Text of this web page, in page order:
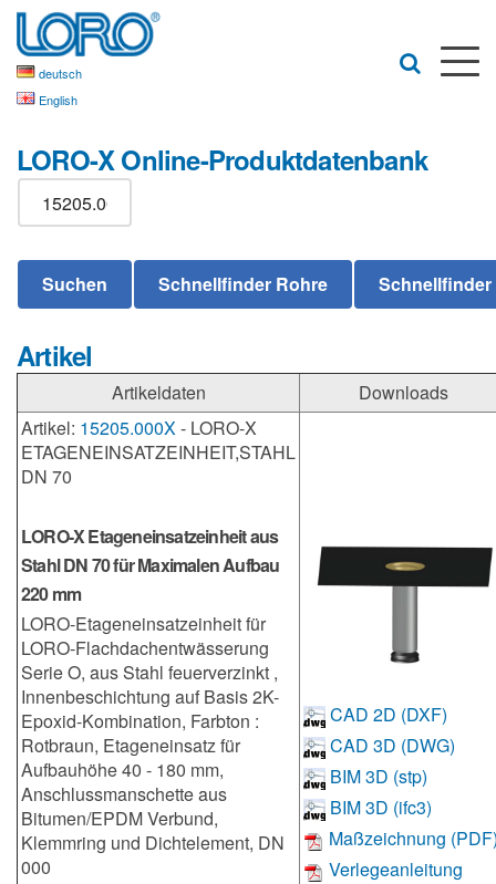
deutsch
English
LORO-X Online-Produktdatenbank
Artikel
Artikeldaten
Downloads
Artikel: 15205.000X- LORO-X
ETAGENEINSATZEINHEIT,STAHL
DN 70
LORO-X Etageneinsatzeinheit aus
Stahl DN 70 für Maximalen Aufbau
220 mm
LORO-Etageneinsatzeinheit für
LORO-Flachdachentwässerung
Serie O, aus Stahl feuerverzinkt ,
Innenbeschichtung auf Basis 2K-
Epoxid-Kombination, Farbton :
Rotbraun, Etageneinsatz für
Aufbauhöhe 40 - 180 mm,
Anschlussmanschette aus
Bitumen/EPDM Verbund,
Klemmring und Dichtelement, DN
000
CAD 2D (DXF)
CAD 3D (DWG)
BIM 3D (stp)
BIM 3D (ifc3)
Maßzeichnung
Verlegeanleitung